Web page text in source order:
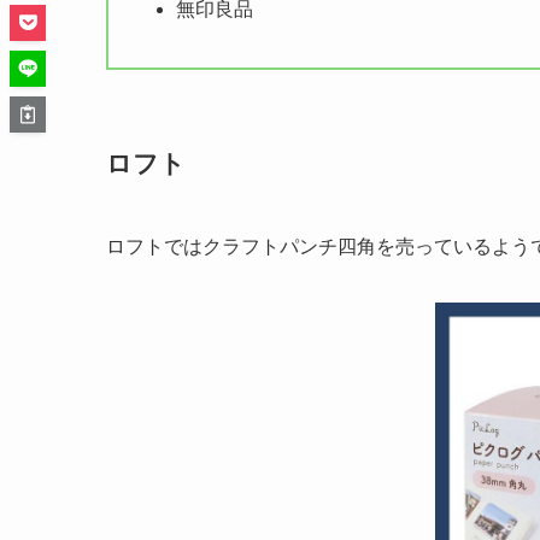
無印良品
ロフト
ロフトではクラフトパンチ四角を売っているよう